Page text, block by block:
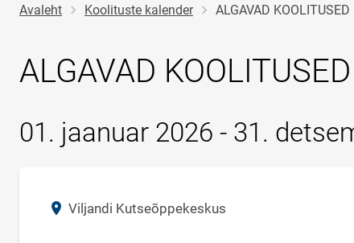
Jälglink
Avaleht Koolituste kalender ALGAVAD KOOLITUSED
ALGAVAD KOOLITUSED
01. jaanuar 2026 - 31.
Asukoht
Viljandi Kutseõppekeskus